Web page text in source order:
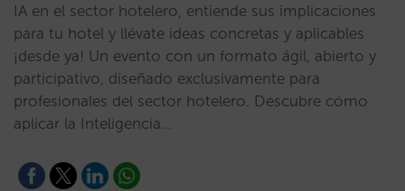
IA en el sector hotelero, entiende sus implicaciones
para tu hotel y llévate ideas concretas y aplicables
¡desde ya! Un evento con un formato ágil, abierto y
participativo, diseñado exclusivamente para
profesionales del sector hotelero. Descubre cómo
aplicar la Inteligencia…